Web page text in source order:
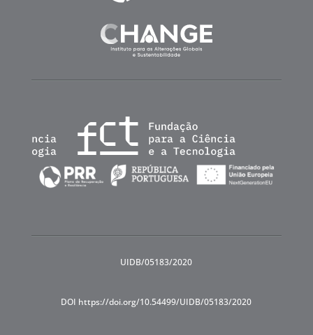
UIDB/05183/2020
DOI https://doi.org/10.54499/UIDB/05183/2020